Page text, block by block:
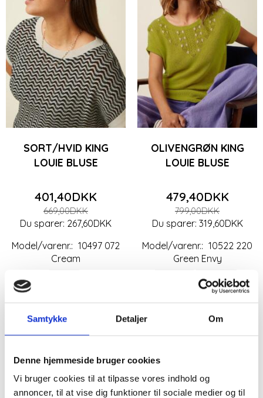
Samtykke Detaljer Om
Denne hjemmeside bruger cookies
Vi bruger cookies til at tilpasse vores indhold og
annoncer, til at vise dig funktioner til sociale medier og til
SORT/HVID KING
LOUIE BLUSE
401,40DKK
669,00DKK
Du sparer: 267,60DKK
Model/varenr.: 10497 072
Cream
Se produktet
OLIVENGRØN KING
LOUIE BLUSE
479,40DKK
799,00DKK
Du sparer: 319,60DKK
Model/varenr.: 10522 220
Green Envy
Medium
Se produktet
-40%